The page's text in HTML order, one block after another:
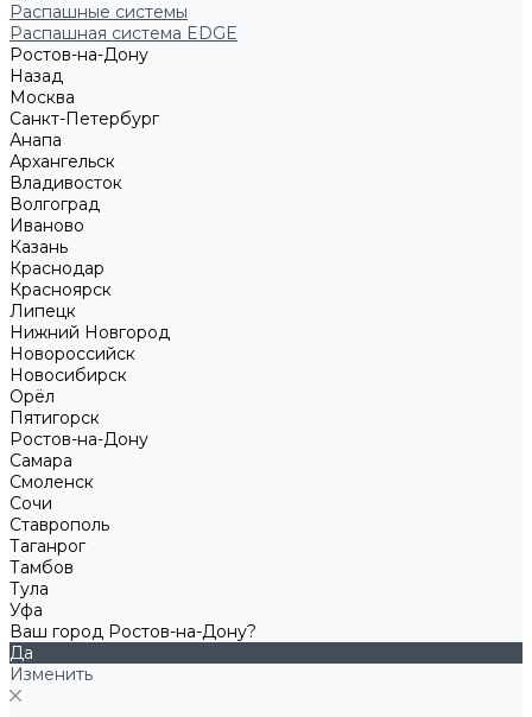
Распашные системы
Распашная система EDGE
Ростов-на-Дону
Назад
Москва
Санкт-Петербург
Анапа
Архангельск
Владивосток
Волгоград
Иваново
Казань
Краснодар
Красноярск
Липецк
Нижний Новгород
Новороссийск
Новосибирск
Орёл
Пятигорск
Ростов-на-Дону
Самара
Смоленск
Сочи
Ставрополь
Таганрог
Тамбов
Тула
Уфа
Ваш город Ростов-на-Дону?
Да
Изменить